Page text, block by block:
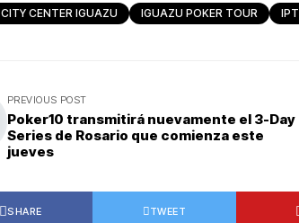
CITY CENTER IGUAZU IGUAZU POKER TOUR IPT
PREVIOUS POST
Poker10 transmitirá nuevamente el 3-Day
Series de Rosario que comienza este
jueves
SHARE TWEET